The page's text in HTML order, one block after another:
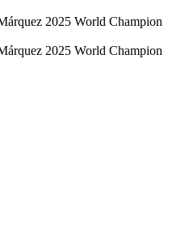
2025 World Champion
2025 World Champion